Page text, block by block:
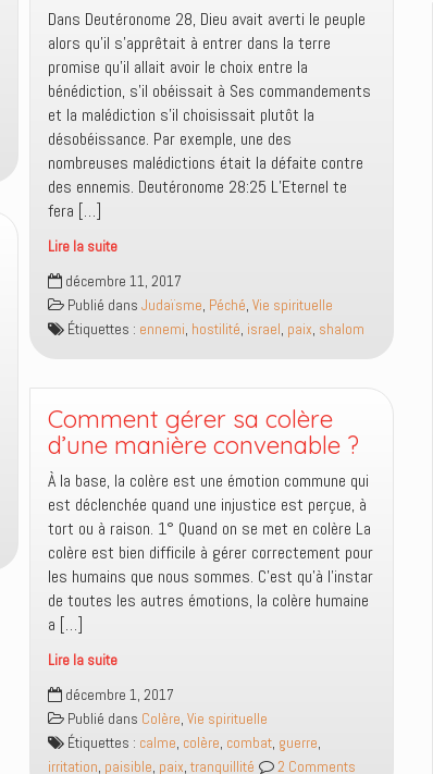
Dans Deutéronome 28, Dieu avait averti le peuple
alors qu’il s’apprêtait à entrer dans la terre
promise qu’il allait avoir le choix entre la
bénédiction, s’il obéissait à Ses commandements
et la malédiction s’il choisissait plutôt la
désobéissance. Par exemple, une des
nombreuses malédictions était la défaite contre
des ennemis. Deutéronome 28:25 L’Eternel te
fera […]
Lire la suite
Pourquoi
Dieu
suscite
un
voisin
pour
juger
une
personne
qui
désobéit
à
ses
commandements,
comme
c’est
cas
dans
la
décembre 11, 2017
Publié dans Judaïsme, Péché, Vie spirituelle
Étiquettes : ennemi, hostilité, israel, paix, shalom
Comment gérer sa colère
d’une manière convenable ?
À la base, la colère est une émotion commune qui
est déclenchée quand une injustice est perçue, à
tort ou à raison. 1° Quand on se met en colère La
colère est bien difficile à gérer correctement pour
les humains que nous sommes. C’est qu’à l’instar
de toutes les autres émotions, la colère humaine
a […]
Lire la suite
Comment
gérer
sa
colère
décembre 1, 2017
Publié dans Colère, Vie spirituelle
Étiquettes : calme, colère, combat, guerre,
irritation, paisible, paix, tranquillité 2 Comments